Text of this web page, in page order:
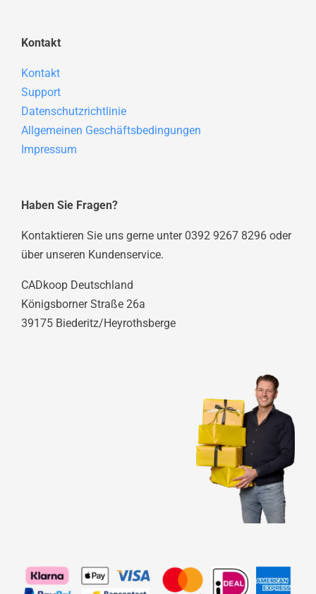
Kontakt
Kontakt
Support
Datenschutzrichtlinie
Allgemeinen Geschäftsbedingungen
Impressum
Haben Sie Fragen?
Kontaktieren Sie uns gerne unter 0392 9267 8296 oder
über unseren Kundenservice.
CADkoop Deutschland
Königsborner Straße 26a
39175 Biederitz/Heyrothsberge